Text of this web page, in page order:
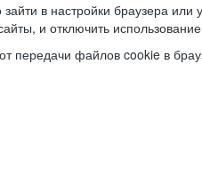
в настройки браузера или
и отключить
передачи файлов cookie в